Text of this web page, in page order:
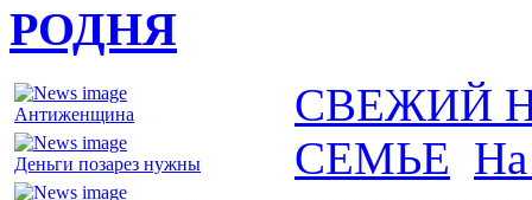
РОДНЯ
Антиженщина
Деньги позарез нужны
СВЕЖИЙ
СЕМЬЕ На